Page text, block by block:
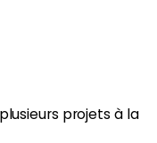
projets à la